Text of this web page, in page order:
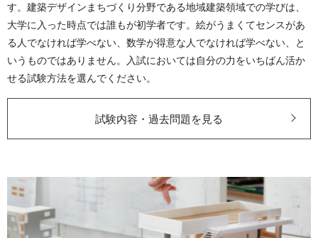
す。建築デザインまちづくり分野である地域建築領域での学びは、
大学に入った時点では誰もが初学者です。絵がうまくてセンスがあ
る人でなければ学べない、数学が得意な人でなければ学べない、と
いうものではありません。入試においては自分の力をいちばん活か
せる試験方法を選んでください。
試験内容・過去問題を見る